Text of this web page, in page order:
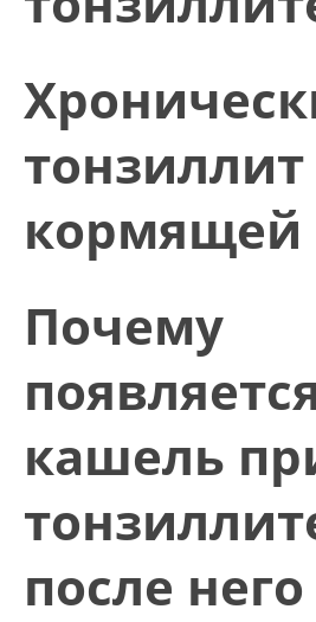
тонзиллит
Почему
кашель
после него